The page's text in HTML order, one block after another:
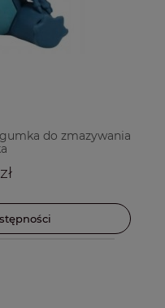
do zmazywania